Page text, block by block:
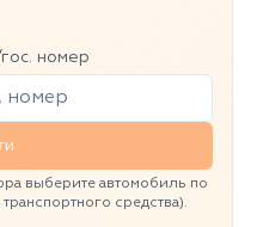
номер
выберите автомобиль по
средства).